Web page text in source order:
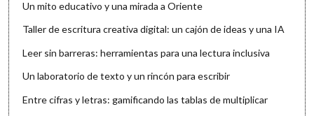
Un mito educativo y una mirada a Oriente
Taller de escritura creativa digital: un cajón de ideas y una IA
Leer sin barreras: herramientas para una lectura inclusiva
Un laboratorio de texto y un rincón para escribir
Entre cifras y letras: gamificando las tablas de multiplicar